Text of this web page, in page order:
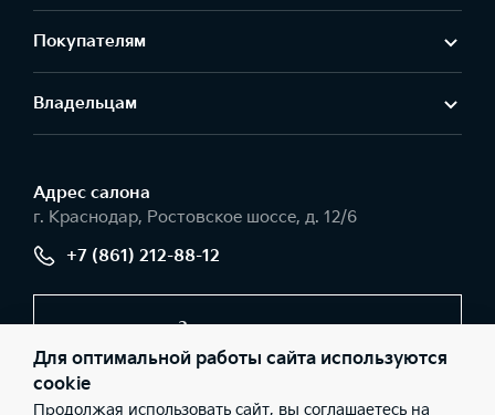
Покупателям
Владельцам
Адрес салонa
г. Краснодар, Ростовское шоссе, д. 12/6
+7 (861) 212-88-12
Заказать звонок
Для оптимальной работы сайта используются
cookie
Продолжая использовать сайт, вы соглашаетесь на